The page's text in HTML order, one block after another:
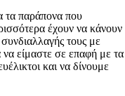
τα παράπονα που
έχουν να κάνουν
τους με
είμαστε σε επαφή με τα
και να δίνουμε